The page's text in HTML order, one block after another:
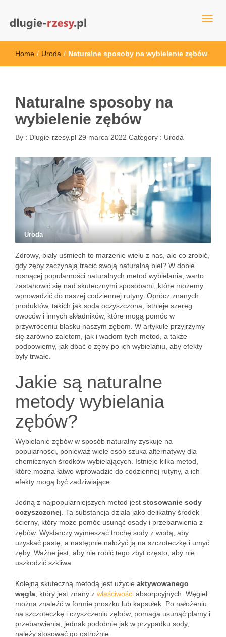
dlugie-rzesy.pl
Home / Uroda / Naturalne sposoby na wybielenie zębów
Naturalne sposoby na
wybielenie zębów
By : Dlugie-rzesy.pl 29 marca 2022 Category : Uroda
Uroda
Zdrowy, biały uśmiech to marzenie wielu z nas, ale co zrobić,
gdy zęby zaczynają tracić swoją naturalną biel? W dobie
rosnącej popularności naturalnych metod wybielania, warto
zastanowić się nad skutecznymi sposobami, które możemy
wprowadzić do naszej codziennej rutyny. Oprócz znanych
produktów, takich jak soda oczyszczona, istnieje szereg
owoców i innych składników, które mogą pomóc w
przywróceniu blasku naszym zębom. W artykule przyjrzymy
się zarówno zaletom, jak i wadom tych metod, a także
podpowiemy, jak dbać o zęby po ich wybielaniu, aby efekty
były trwałe.
Jakie są naturalne
metody wybielania
zębów?
Wybielanie zębów w sposób naturalny zyskuje na
popularności, ponieważ wiele osób szuka alternatywy dla
chemicznych środków wybielających. Istnieje kilka metod,
które można łatwo wprowadzić do codziennej rutyny, a ich
efekty mogą być zadziwiające.
Jedną z najpopularniejszych metod jest stosowanie sody
oczyszczonej . Ta substancja działa jako delikatny środek
ścierny, który może pomóc usunąć osady i przebarwienia z
zębów. Wystarczy wymieszać trochę sody z wodą, aby
uzyskać pastę, a następnie nałożyć ją na szczoteczkę i umyć
zęby. Ważne jest, aby nie robić tego zbyt często, aby nie
uszkodzić szkliwa.
Kolejną skuteczną metodą jest użycie aktywowanego
węgla , który jest znany z właściwości absorpcyjnych. Węgiel
można znaleźć w formie proszku lub kapsułek. Po nałożeniu
na szczoteczkę i czyszczeniu zębów, pomaga usunąć plamy i
przebarwienia, jednak podobnie jak w przypadku sody,
należy stosować go ostrożnie.